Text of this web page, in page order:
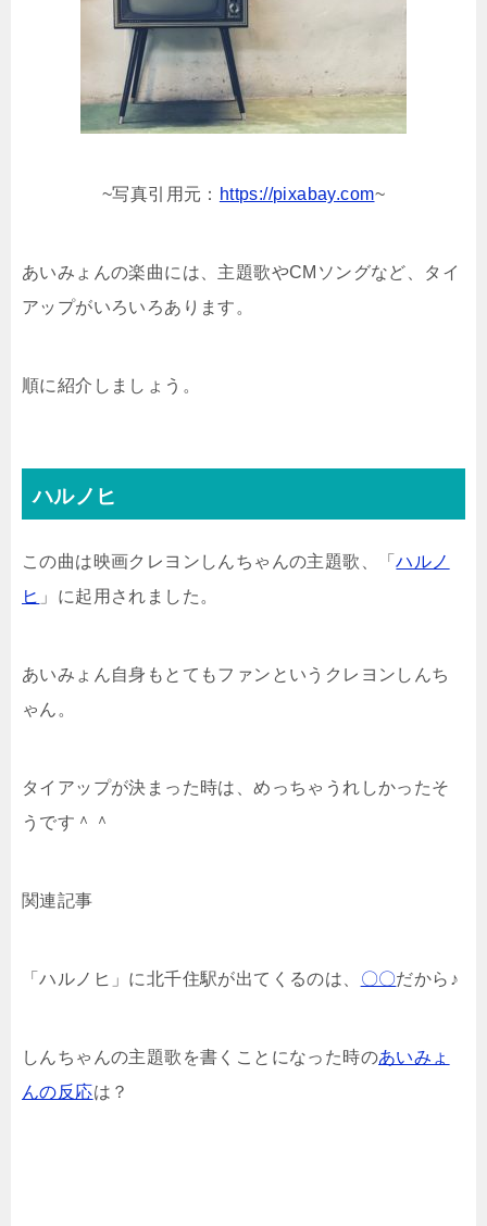
~写真引用元： https://pixabay.com~
あいみょんの楽曲には、主題歌やCMソングなど、タイ
アップがいろいろあります。
順に紹介しましょう。
ハルノヒ
この曲は映画クレヨンしんちゃんの主題歌、「ハルノ
ヒ 」に起用されました。
あいみょん自身もとてもファンというクレヨンしんち
ゃん。
タイアップが決まった時は、めっちゃうれしかったそ
うです＾＾
関連記事
「ハルノヒ」に北千住駅が出てくるのは、 〇〇だから♪
しんちゃんの主題歌を書くことになった時のあいみょ
んの反応は？